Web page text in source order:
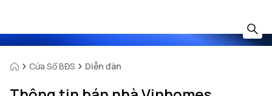
Cửa Sổ BĐS Diễn đàn